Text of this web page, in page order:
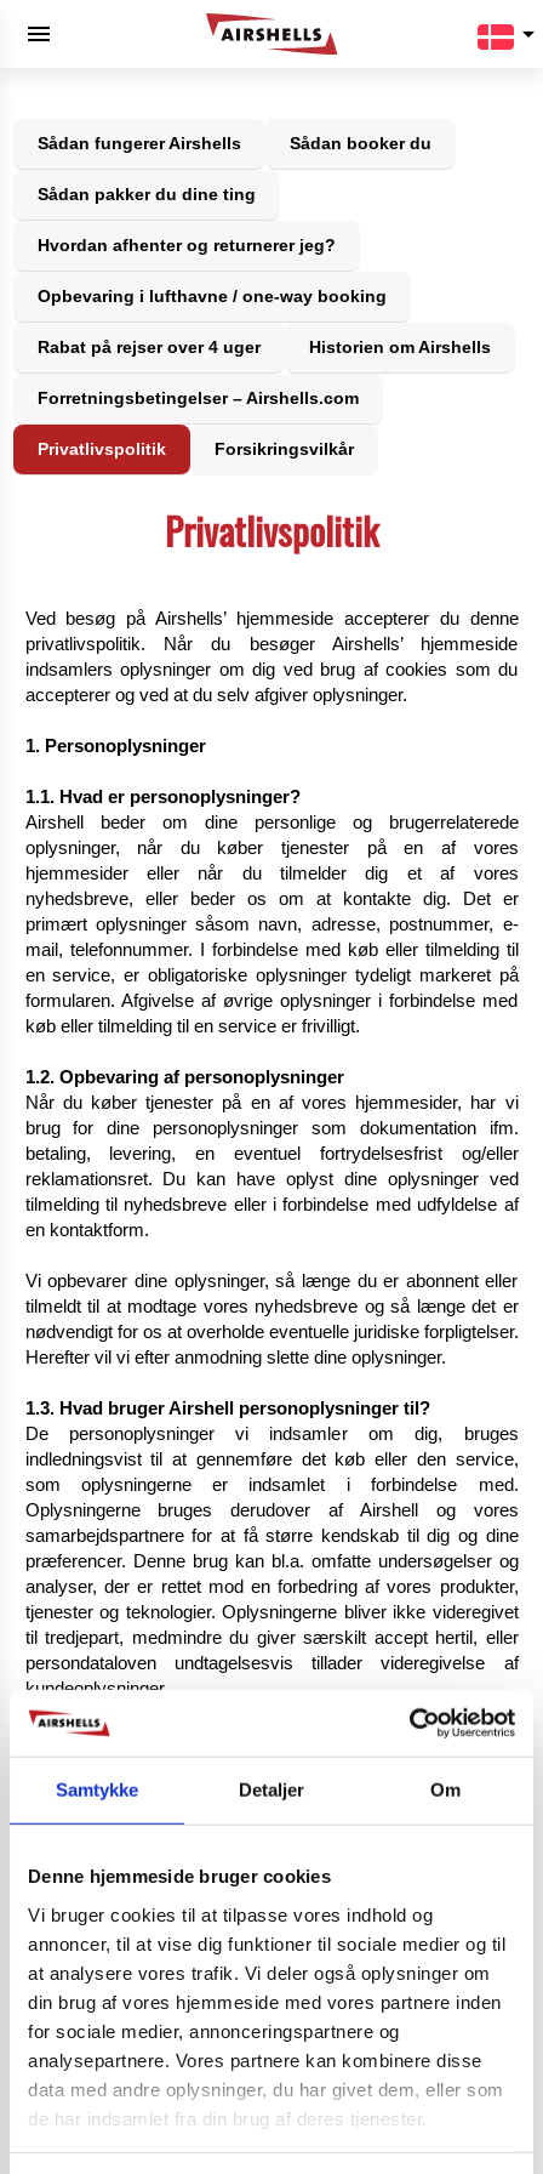
Samtykke Detaljer Om
Denne hjemmeside bruger cookies
Vi bruger cookies til at tilpasse vores indhold og
annoncer, til at vise dig funktioner til sociale medier og til
at analysere vores trafik. Vi deler også oplysninger om
din brug af vores hjemmeside med vores partnere inden
for sociale medier, annonceringspartnere og
analysepartnere. Vores partnere kan kombinere disse
data med andre oplysninger, du har givet dem, eller som
de har indsamlet fra din brug af deres tjenester.
menu arrow_drop_down
Sådan fungerer Airshells Sådan booker du
Sådan pakker du dine ting
Hvordan afhenter og returnerer jeg?
Opbevaring i lufthavne / one-way booking
Rabat på rejser over 4 uger Historien om Airshells
Forretningsbetingelser – Airshells.com
Privatlivspolitik Forsikringsvilkår
Privatlivspolitik
Ved besøg på Airshells’ hjemmeside accepterer du denne
privatlivspolitik. Når du besøger Airshells’ hjemmeside
indsamlers oplysninger om dig ved brug af cookies som du
accepterer og ved at du selv afgiver oplysninger.
1. Personoplysninger
1.1. Hvad er personoplysninger?
Airshell beder om dine personlige og brugerrelaterede
oplysninger, når du køber tjenester på en af vores
hjemmesider eller når du tilmelder dig et af vores
nyhedsbreve, eller beder os om at kontakte dig. Det er
primært oplysninger såsom navn, adresse, postnummer, e-
mail, telefonnummer. I forbindelse med køb eller tilmelding til
en service, er obligatoriske oplysninger tydeligt markeret på
formularen. Afgivelse af øvrige oplysninger i forbindelse med
køb eller tilmelding til en service er frivilligt.
1.2. Opbevaring af personoplysninger
Når du køber tjenester på en af vores hjemmesider, har vi
brug for dine personoplysninger som dokumentation ifm.
betaling, levering, en eventuel fortrydelsesfrist og/eller
reklamationsret. Du kan have oplyst dine oplysninger ved
tilmelding til nyhedsbreve eller i forbindelse med udfyldelse af
en kontaktform.
Vi opbevarer dine oplysninger, så længe du er abonnent eller
tilmeldt til at modtage vores nyhedsbreve og så længe det er
nødvendigt for os at overholde eventuelle juridiske forpligtelser.
Herefter vil vi efter anmodning slette dine oplysninger.
1.3. Hvad bruger Airshell personoplysninger til?
De personoplysninger vi indsamler om dig, bruges
indledningsvist til at gennemføre det køb eller den service,
som oplysningerne er indsamlet i forbindelse med.
Oplysningerne bruges derudover af Airshell og vores
samarbejdspartnere for at få større kendskab til dig og dine
præferencer. Denne brug kan bl.a. omfatte undersøgelser og
analyser, der er rettet mod en forbedring af vores produkter,
tjenester og teknologier. Oplysningerne bliver ikke videregivet
til tredjepart, medmindre du giver særskilt accept hertil, eller
persondataloven undtagelsesvis tillader videregivelse af
kundeoplysninger.
Har du givet samtykke til at modtage direkte markedsføring
med nyheder og tilbud m.v., kan Airshell bruge de indsamlede
oplysninger til at målrette og tilpasse den markedsføring, du
1.4. Beskyttelse af personoplysninger
Ifølge persondataloven skal dine personlige oplysninger
opbevares sikkert og fortroligt. Vi gemmer de personlige
oplysninger, du afgiver, på computere med begrænset adgang.
Disse er placeret i kontrollerede faciliteter/omgivelser, og
vores sikkerhedsforanstaltninger kontrolleres løbende for at
sikre, at vores brugeroplysninger håndteres forsvarligt, og
under hensyntagen til dine rettigheder som bruger.
Vi kan ikke garantere 100% sikkerhed ved dataoverførsler via
internettet. Det betyder, at der er en risiko for, at andre, på